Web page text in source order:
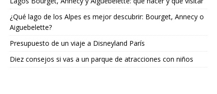
¿Qué lago de los Alpes es mejor descubrir: Bourget, Annecy o
Aiguebelette?
Presupuesto de un viaje a Disneyland París
Diez consejos si vas a un parque de atracciones con niños